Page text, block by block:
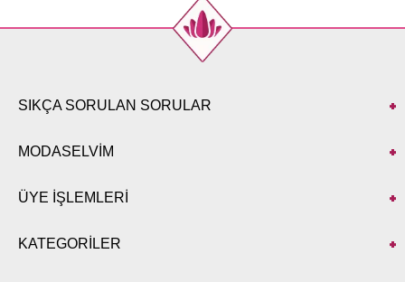
SIKÇA SORULAN SORULAR
MODASELVİM
ÜYE İŞLEMLERİ
KATEGORİLER